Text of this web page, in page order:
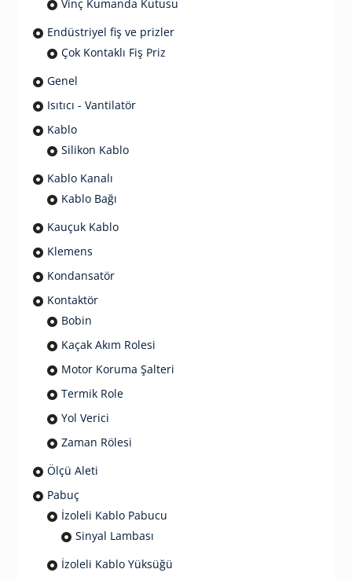
Vinç Kumanda Kutusu
Endüstriyel fiş ve prizler
Çok Kontaklı Fiş Priz
Genel
Isıtıcı - Vantilatör
Kablo
Silikon Kablo
Kablo Kanalı
Kablo Bağı
Kauçuk Kablo
Klemens
Kondansatör
Kontaktör
Bobin
Kaçak Akım Rolesi
Motor Koruma Şalteri
Termik Role
Yol Verici
Zaman Rölesi
Ölçü Aleti
Pabuç
İzoleli Kablo Pabucu
Sinyal Lambası
İzoleli Kablo Yüksüğü